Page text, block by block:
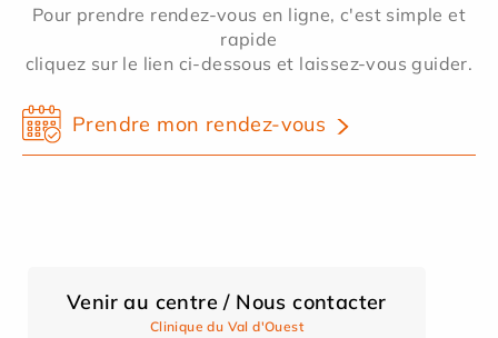
Pour prendre rendez-vous en ligne, c'est simple et
rapide
cliquez sur le lien ci-dessous et laissez-vous guider.
Prendre mon rendez-vous
Venir au centre / Nous contacter
Clinique du Val d'Ouest